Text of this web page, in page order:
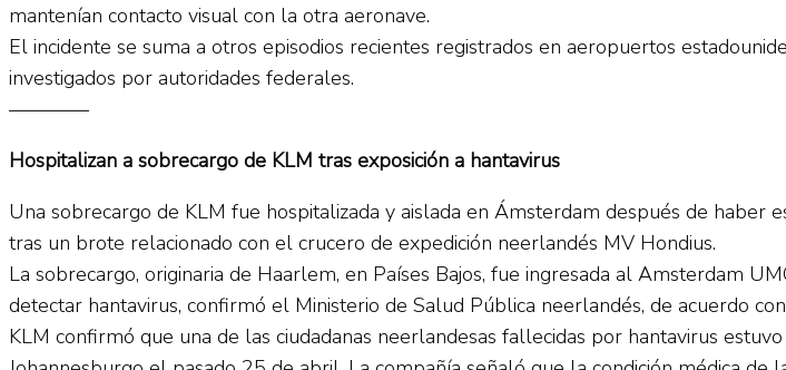
mantenían contacto visual con la otra aeronave.
El incidente se suma a otros episodios recientes registrados en aeropuertos
investigados por autoridades federales.
————
Hospitalizan a sobrecargo de KLM tras exposición a hantavirus
Una sobrecargo de KLM fue hospitalizada y aislada en Ámsterdam después de
tras un brote relacionado con el crucero de expedición neerlandés MV Hondius.
La sobrecargo, originaria de Haarlem, en Países Bajos, fue ingresada al Amsterdam
detectar hantavirus, confirmó el Ministerio de Salud Pública neerlandés, de acuerdo
KLM confirmó que una de las ciudadanas neerlandesas fallecidas por hantavirus